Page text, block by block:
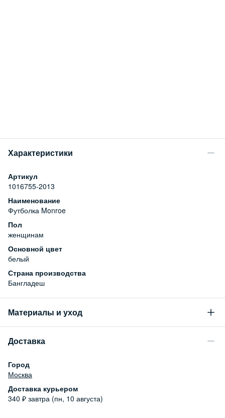
Характеристики
Артикул
1016755-2013
Наименование
Футболка Monroe
Пол
женщинам
Основной цвет
белый
Страна производства
Бангладеш
Материалы и уход
100% хлопок
Бережная стирка при температуре не более 30С, химчистка
запрещена, отбеливание запрещено, машинная сушка
запрещена
Доставка
Город
Москва
Доставка курьером
340 ₽ завтра (пн, 10 августа)